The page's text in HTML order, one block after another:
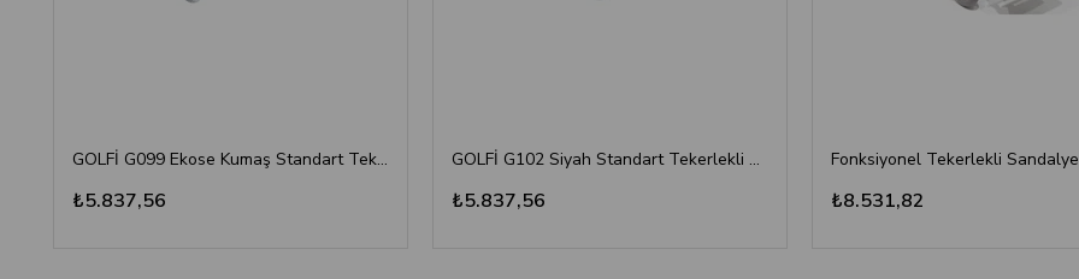
GOLFİ G099 Ekose Kumaş Standart Tekerlekli Sandalye
₺5.837,56
GOLFİ G102 Siyah Standart Tekerlekli Sandalye
₺5.837,56
Fonksiyonel Tekerlekli Sandalye
₺8.531,82